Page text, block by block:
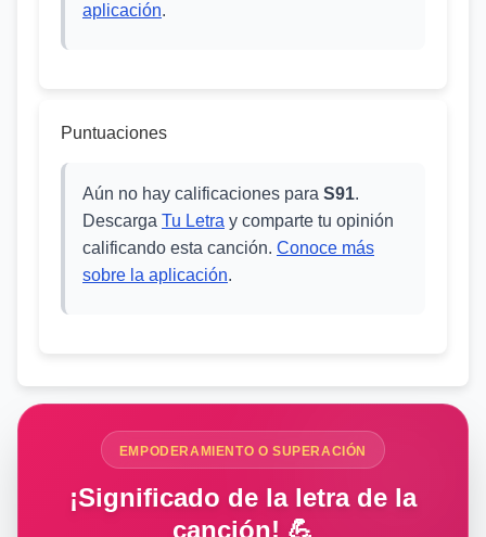
aplicación.
Puntuaciones
Aún no hay calificaciones para S91.
Descarga Tu Letra y comparte tu opinión
calificando esta canción. Conoce más
sobre la aplicación.
EMPODERAMIENTO O SUPERACIÓN
¡Significado de la letra de la
canción! 💪